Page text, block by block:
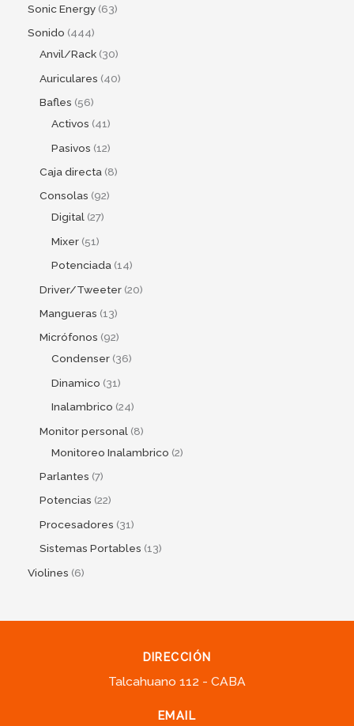
Sonic Energy 63
Sonido 444
Anvil/Rack 30
Auriculares 40
Bafles 56
Activos 41
Pasivos 12
Caja directa 8
Consolas 92
Digital 27
Mixer 51
Potenciada 14
Driver/Tweeter 20
Mangueras 13
Micrófonos 92
Condenser 36
Dinamico 31
Inalambrico 24
Monitor personal 8
Monitoreo Inalambrico 2
Parlantes 7
Potencias 22
Procesadores 31
Sistemas Portables 13
Violines 6
DIRECCIÓN
Talcahuano 112 - CABA
EMAIL